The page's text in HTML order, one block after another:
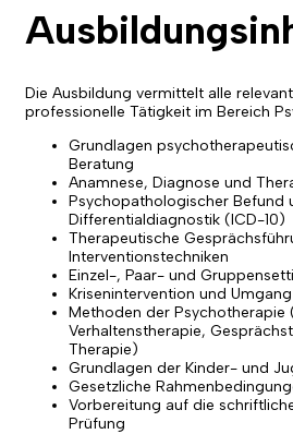
Die Ausbildung vermittelt alle
professionelle Tätigkeit im Bereich
Grundlagen
Beratung
Anamnese, Diagnose und
Psychopathologischer Befund
Differentialdiagnostik (ICD-10)
Therapeutische
Interventionstechniken
Einzel-, Paar- und
Krisenintervention und
Methoden der Psychotherapie
Verhaltenstherapie,
Therapie)
Grundlagen der Kinder- und
Gesetzliche
Vorbereitung auf die
Prüfung